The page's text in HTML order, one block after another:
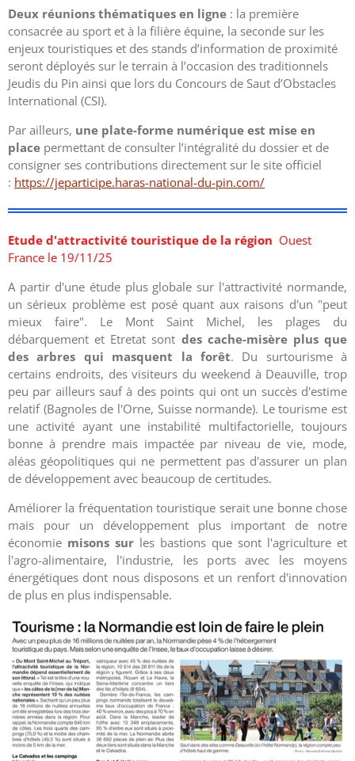
Deux réunions thématiques en ligne : la première
consacrée au sport et à la filière équine, la seconde sur les
enjeux touristiques et des stands d’information de proximité
seront déployés sur le terrain à l’occasion des traditionnels
Jeudis du Pin ainsi que lors du Concours de Saut d’Obstacles
International (CSI).
Par ailleurs, une plate-forme numérique est mise en
place permettant de consulter l’intégralité du dossier et de
consigner ses contributions directement sur le site officiel
: https://jeparticipe.haras-national-du-pin.com/
Etude d'attractivité touristique de la région Ouest
France le 19/11/25
A partir d'une étude plus globale sur l'attractivité normande,
un sérieux problème est posé quant aux raisons d'un "peut
mieux faire". Le Mont Saint Michel, les plages du
débarquement et Etretat sont des cache-misère plus que
des arbres qui masquent la forêt. Du surtourisme à
certains endroits, des visiteurs du weekend à Deauville, trop
peu par ailleurs sauf à des points qui ont un succès d'estime
relatif (Bagnoles de l'Orne, Suisse normande). Le tourisme est
une activité ayant une instabilité multifactorielle, toujours
bonne à prendre mais impactée par niveau de vie, mode,
aléas géopolitiques qui ne permettent pas d'assurer un plan
de développement avec beaucoup de certitudes.
Améliorer la fréquentation touristique serait une bonne chose
mais pour un développement plus important de notre
économie misons sur les bastions que sont l'agriculture et
l'agro-alimentaire, l'industrie, les ports avec les moyens
énergétiques dont nous disposons et un renfort d'innovation
de plus en plus indispensable.